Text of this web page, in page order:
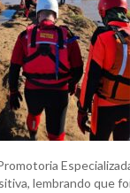
lembrando que